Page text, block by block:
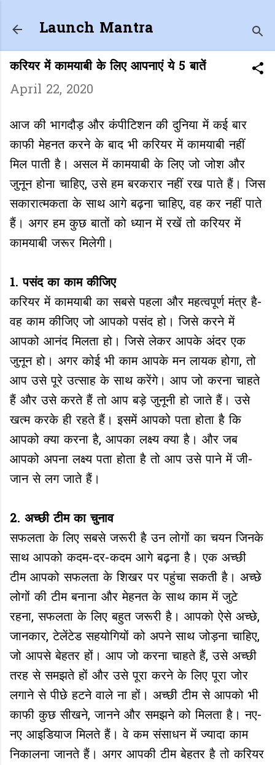
Launch Mantra
करियर में कामयाबी के लिए आपनाएं ये 5 बातें
April 22, 2020
आज की भागदौड़ और कंपीटिशन की दुनिया में कई बार
काफी मेहनत करने के बाद भी करियर में कामयाबी नहीं
मिल पाती है। असल में कामयाबी के लिए जो जोश और
जुनून होना चाहिए, उसे हम बरकरार नहीं रख पाते हैं। जिस
सकारात्मकता के साथ आगे बढ़ना चाहिए, वह कर नहीं पाते
हैं। अगर हम कुछ बातों को ध्यान में रखें तो करियर में
कामयाबी जरूर मिलेगी।
1. पसंद का काम कीजिए
करियर में कामयाबी का सबसे पहला और महत्वपूर्ण मंत्र है-
वह काम कीजिए जो आपको पसंद हो। जिसे करने में
आपको आनंद मिलता हो। जिसे लेकर आपके अंदर एक
जुनून हो। अगर कोई भी काम आपके मन लायक होगा, तो
आप उसे पूरे उत्साह के साथ करेंगे। आप जो करना चाहते
हैं और उसे करते हैं तो आप बड़े जुनूनी हो जाते हैं। उसे
खत्म करके ही रहते हैं। इसमें आपको पता होता है कि
आपको क्या करना है, आपका लक्ष्य क्या है। और जब
आपको अपना लक्ष्य पता होता है तो आप उसे पाने में जी-
जान से लग जाते हैं।
2. अच्‍छी टीम का चुनाव
सफलता के लिए सबसे जरूरी है उन लोगों का चयन जिनके
साथ आपको कदम-दर-कदम आगे बढ़ना है। एक अच्छी
टीम आपको सफलता के शिखर पर पहुंचा सकती है। अच्‍छे
लोगों की टीम बनाना और मेहनत के साथ काम में जुटे
रहना, सफलता के लिए बहुत जरूरी है। आपको ऐसे अच्छे,
जानकार, टेलेंटेड सहयोगियों को अपने साथ जोड़ना चाहिए,
जो आपसे बेहतर हों। आप जो करना चाहते हैं, उसे अच्छी
तरह से समझते हों और उसे पूरा करने के लिए पूरा जोर
लगाने से पीछे हटने वाले ना हों। अच्छी टीम से आपको भी
काफी कुछ सीखने, जानने और समझने को मिलता है। नए-
नए आइडियाज मिलते हैं। वे कम संसाधन में ज्यादा काम
निकालना जानते हैं। अगर आपकी टीम बेहतर है तो करियर